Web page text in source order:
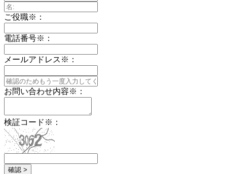
ご役職※ ：
電話番号※ ：
メールアドレス ※ ：
お問い合わせ内容※ ：
検証コード ※ ：
確認 >